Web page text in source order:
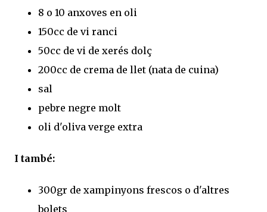
8 o 10 anxoves en oli
150cc de vi ranci
50cc de vi de xerés dolç
200cc de crema de llet (nata de cuina)
sal
pebre negre molt
oli d'oliva verge extra
I també:
300gr de xampinyons frescos o d'altres
bolets